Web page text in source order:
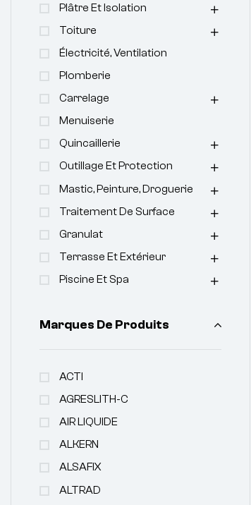
Plâtre Et Isolation
Toiture
Électricité, Ventilation
Plomberie
Carrelage
Menuiserie
Quincaillerie
Outillage Et Protection
Mastic, Peinture, Droguerie
Traitement De Surface
Granulat
Terrasse Et Extérieur
Piscine Et Spa
Marques De Produits
ACTI
AGRESLITH-C
AIR LIQUIDE
ALKERN
ALSAFIX
ALTRAD